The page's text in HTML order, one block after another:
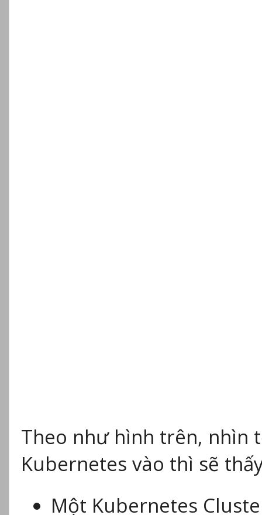
Theo như hình trên, nhìn
Kubernetes vào thì sẽ
Một Kubernetes